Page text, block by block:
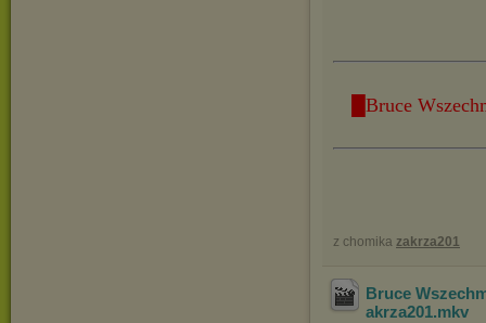
█Bruce
z chomika zakrza201
Bruce
akrza201.mkv